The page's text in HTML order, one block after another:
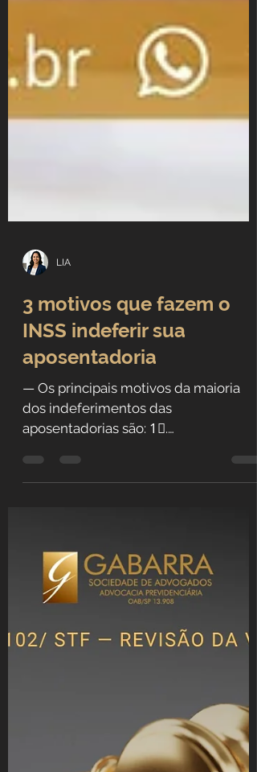
LIA
3 motivos que fazem o
INSS indeferir sua
aposentadoria
— Os principais motivos da maioria
dos indeferimentos das
aposentadorias são: 1⃣.
DOCUMENTAÇÃO INSUFICIENTE: